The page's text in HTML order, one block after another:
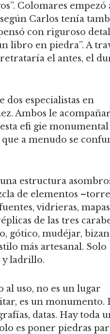
Colomares empezó
Carlos tenía
con riguroso
libro en piedra”. A
el antes, el
dos especialistas en
Ambos le
efi gie
a menudo se
estructura
de elementos
vidrieras,
de las tres
gótico, mudéjar,
más artesanal. Solo
y ladrillo.
al uso, no es un lugar
es un monumento.
datas. Hay toda
es poner piedras